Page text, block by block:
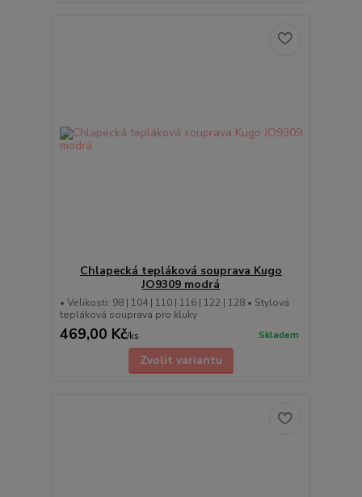
Chlapecká tepláková souprava Kugo
JO9309 modrá
• Velikosti: 98 | 104 | 110 | 116 | 122 | 128 • Stylová
tepláková souprava pro kluky
469,00 Kč/ks Skladem
Zvolit variantu